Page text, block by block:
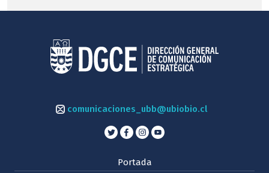
comunicaciones_ubb@ubiobio.cl
Portada